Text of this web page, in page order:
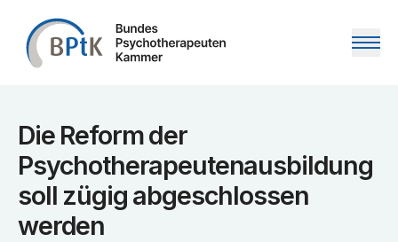
Zum Inhalt springen
Die Reform der
Psychotherapeutenausbildung
soll zügig abgeschlossen
werden